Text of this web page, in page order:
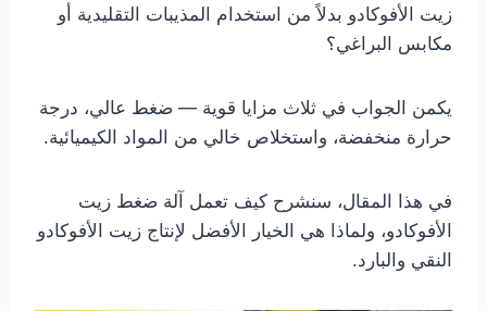
زيت الأفوكادو بدلاً من استخدام المذيبات التقليدية أو
مكابس البراغي؟
يكمن الجواب في ثلاث مزايا قوية — ضغط عالي، درجة
حرارة منخفضة، واستخلاص خالي من المواد الكيميائية.
في هذا المقال، سنشرح كيف تعمل آلة ضغط زيت
الأفوكادو، ولماذا هي الخيار الأفضل لإنتاج زيت الأفوكادو
النقي والبارد.